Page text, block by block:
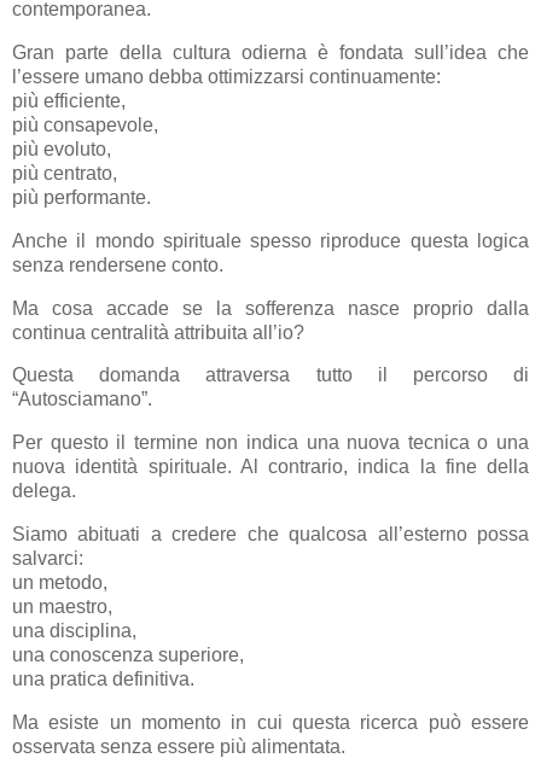
contemporanea.
Gran parte della cultura odierna è fondata sull’idea che
l’essere umano debba ottimizzarsi continuamente:
più efficiente,
più consapevole,
più evoluto,
più centrato,
più performante.
Anche il mondo spirituale spesso riproduce questa logica
senza rendersene conto.
Ma cosa accade se la sofferenza nasce proprio dalla
continua centralità attribuita all’io?
Questa domanda attraversa tutto il percorso di
“Autosciamano”.
Per questo il termine non indica una nuova tecnica o una
nuova identità spirituale. Al contrario, indica la fine della
delega.
Siamo abituati a credere che qualcosa all’esterno possa
salvarci:
un metodo,
un maestro,
una disciplina,
una conoscenza superiore,
una pratica definitiva.
Ma esiste un momento in cui questa ricerca può essere
osservata senza essere più alimentata.